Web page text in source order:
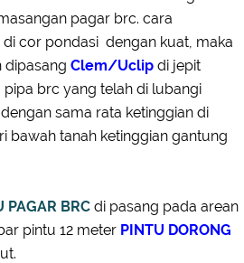
pagar brc. cara
cor pondasi dengan kuat, maka
dipasang Clem/Uclip di jepit
brc yang telah di lubangi
sama rata ketinggian di
bawah tanah ketinggian gantung
PAGAR BRC di pasang pada arean
pintu 12 meter PINTU DORONG